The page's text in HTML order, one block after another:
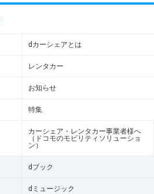
dカーシェアとは
レンタカー
お知らせ
特集
カーシェア・レンタカー事業者様へ
（ドコモのモビリティソリューショ
ン）
dブック
dミュージック